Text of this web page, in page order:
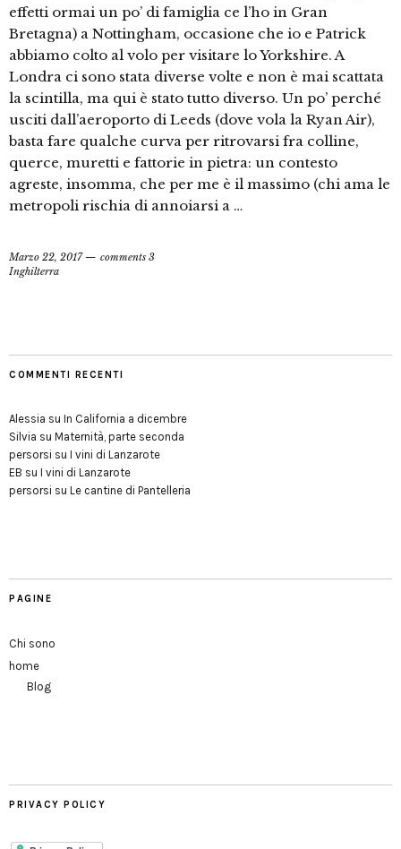
effetti ormai un po’ di famiglia ce l’ho in Gran
Bretagna) a Nottingham, occasione che io e Patrick
abbiamo colto al volo per visitare lo Yorkshire. A
Londra ci sono stata diverse volte e non è mai scattata
la scintilla, ma qui è stato tutto diverso. Un po’ perché
usciti dall’aeroporto di Leeds (dove vola la Ryan Air),
basta fare qualche curva per ritrovarsi fra colline,
querce, muretti e fattorie in pietra: un contesto
agreste, insomma, che per me è il massimo (chi ama le
metropoli rischia di annoiarsi a …
Marzo 22, 2017
comments 3
Inghilterra
COMMENTI RECENTI
Alessia su In California a dicembre
Silvia su Maternità, parte seconda
persorsi su I vini di Lanzarote
EB su I vini di Lanzarote
persorsi su Le cantine di Pantelleria
PAGINE
Chi sono
home
Blog
PRIVACY POLICY